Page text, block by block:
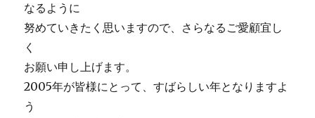
なるように
努めていきたく思いますので、さらなるご愛顧宜し
く
お願い申し上げます。
2005年が皆様にとって、すばらしい年となりますよ
う